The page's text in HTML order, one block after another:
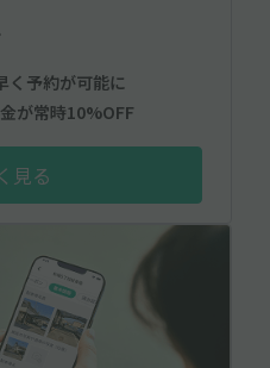
く予約が可能に
が常時10%OFF
見る